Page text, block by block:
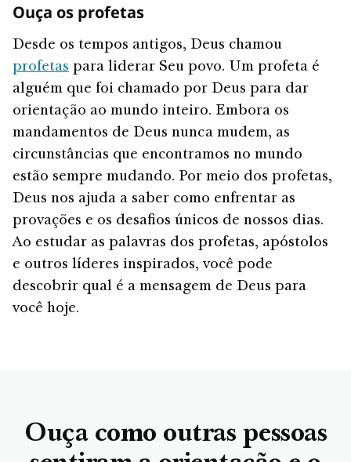
Ouça os profetas
Desde os tempos antigos, Deus chamou
profetas para liderar Seu povo. Um profeta é
alguém que foi chamado por Deus para dar
orientação ao mundo inteiro. Embora os
mandamentos de Deus nunca mudem, as
circunstâncias que encontramos no mundo
estão sempre mudando. Por meio dos profetas,
Deus nos ajuda a saber como enfrentar as
provações e os desafios únicos de nossos dias.
Ao estudar as palavras dos profetas, apóstolos
e outros líderes inspirados, você pode
descobrir qual é a mensagem de Deus para
você hoje.
Ouça como outras pessoas